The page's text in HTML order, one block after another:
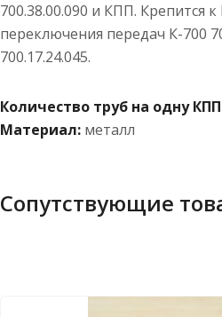
700.38.00.090 и КПП. Крепится
переключения передач К-700
700.17.24.045.
Количество труб на одну
Материал: металл
Сопутствующие